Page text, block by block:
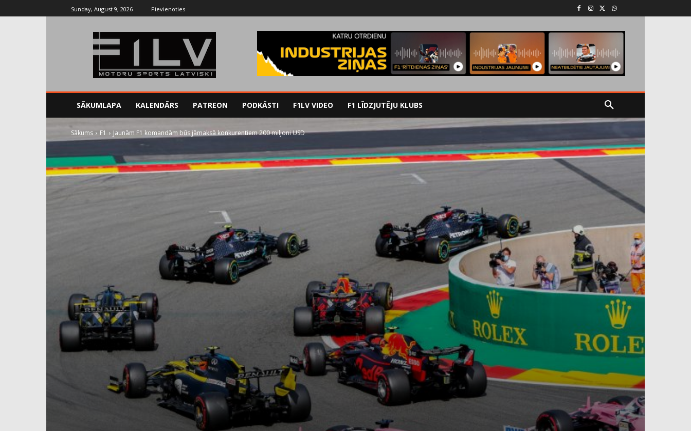
Sunday, August 9, 2026 Pievienoties
SĀKUMLAPA KALENDĀRS PATREON PODKĀSTI F1LV VIDEO F1 LĪDZJUTĒJU KLUBS
Sākums F1 Jaunām F1 komandām būs jāmaksā konkurentiem 200 miljoni USD